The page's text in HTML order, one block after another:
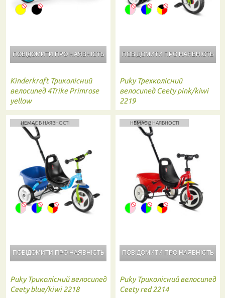
ПОВІДОМИТИ ПРО НАЯВНІСТЬ
Kinderkraft Триколісний
велосипед 4Trike Primrose
yellow
ПОВІДОМИТИ ПРО НАЯВНІСТЬ
Puky Трехколісний
велосипед Ceety pink/kiwi
2219
НЕМАЄ В НАЯВНОСТІ
ПОВІДОМИТИ ПРО НАЯВНІСТЬ
Puky Триколісний велосипед
Ceety blue/kiwi 2218
НЕМАЄ В НАЯВНОСТІ
ПОВІДОМИТИ ПРО НАЯВНІСТЬ
Puky Триколісний велосипед
Ceety red 2214